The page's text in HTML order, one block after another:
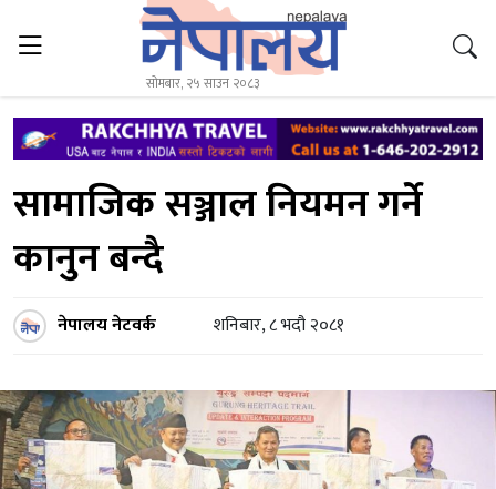
सोमबार, २५ साउन २०८३
सामाजिक सञ्जाल नियमन गर्ने
कानुन बन्दै
नेपालय नेटवर्क शनिबार, ८ भदौ २०८१